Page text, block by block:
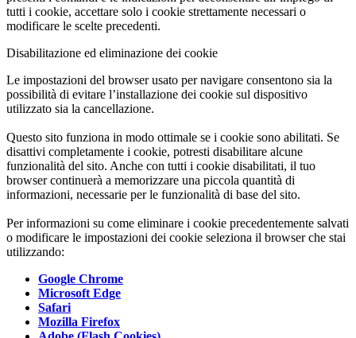
tutti i cookie, accettare solo i cookie strettamente necessari o
modificare le scelte precedenti.
Disabilitazione ed eliminazione dei cookie
Le impostazioni del browser usato per navigare consentono sia la
possibilità di evitare l’installazione dei cookie sul dispositivo
utilizzato sia la cancellazione.
Questo sito funziona in modo ottimale se i cookie sono abilitati. Se
disattivi completamente i cookie, potresti disabilitare alcune
funzionalità del sito. Anche con tutti i cookie disabilitati, il tuo
browser continuerà a memorizzare una piccola quantità di
informazioni, necessarie per le funzionalità di base del sito.
Per informazioni su come eliminare i cookie precedentemente salvati
o modificare le impostazioni dei cookie seleziona il browser che stai
utilizzando:
Google Chrome
Microsoft Edge
Safari
Mozilla Firefox